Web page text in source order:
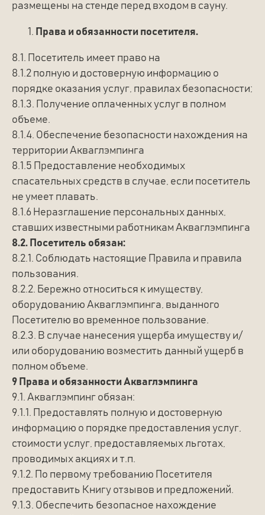
размещены на стенде перед входом в сауну.
Права и обязанности посетителя.
8.1. Посетитель имеет право на
8.1.2 полную и достоверную информацию о
порядке оказания услуг, правилах безопасности;
8.1.3. Получение оплаченных услуг в полном
объеме.
8.1.4. Обеспечение безопасности нахождения на
территории Акваглэмпинга
8.1.5 Предоставление необходимых
спасательных средств в случае, если посетитель
не умеет плавать.
8.1.6 Неразглашение персональных данных,
ставших известными работникам Акваглэмпинга
8.2. Посетитель обязан:
8.2.1. Соблюдать настоящие Правила и правила
пользования.
8.2.2. Бережно относиться к имуществу,
оборудованию Акваглэмпинга, выданного
Посетителю во временное пользование.
8.2.3. В случае нанесения ущерба имуществу и/
или оборудованию возместить данный ущерб в
полном объеме.
9 Права и обязанности Акваглэмпинга
9.1. Акваглэмпинг обязан:
9.1.1. Предоставлять полную и достоверную
информацию о порядке предоставления услуг,
стоимости услуг, предоставляемых льготах,
проводимых акциях и т.п.
9.1.2. По первому требованию Посетителя
предоставить Книгу отзывов и предложений.
9.1.3. Обеспечить безопасное нахождение
+7 (922) 680-01-88
ТЕЛЕФОН
glempingforest@gmail.com
ПОЧТА
Telegram
MAX
MAX
МЕССЕНДЖЕРЫ
Удмуртская республика,
АДРЕС
ПРОЛОЖИТЬ МАРШРУТ
Вконтакте